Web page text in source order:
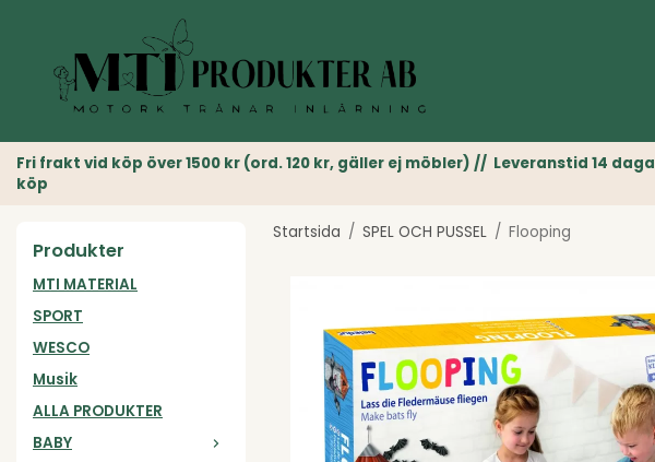
Fri frakt vid köp över 1500 kr (ord. 120 kr, gäller ej möbler) // Leveranstid 14
köp
Produkter
MTI MATERIAL
SPORT
WESCO
Musik
ALLA PRODUKTER
BABY
Startsida / SPEL OCH PUSSEL / Flooping